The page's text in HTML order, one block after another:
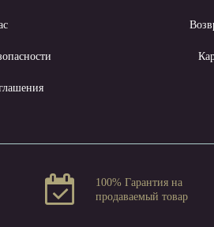
100% Гарантия на
продаваемый товар